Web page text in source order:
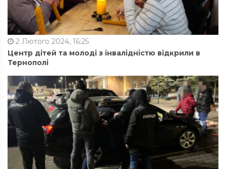
2 Лютого 2024, 16:25
Центр дітей та молоді з інвалідністю відкрили в
Тернополі